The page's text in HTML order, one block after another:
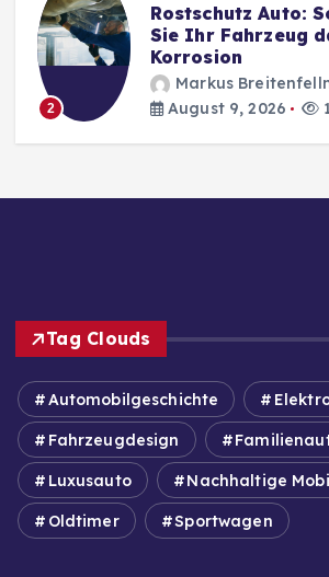
2
Rostschutz Auto:
Sie Ihr Fahrzeug
Korrosion
Markus
August 9, 2026
Tag Clouds
Automobilgeschichte
Fahrzeugdesign
Luxusauto Nachhaltige
Oldtimer Sportwagen